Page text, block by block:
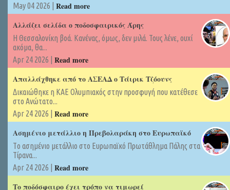
May 04 2026 | Read more
Αλλάζει σελίδα ο ποδοσφαιρικός Άρης
Η Θεσσαλονίκη βοά. Κανένας, όμως, δεν μιλά. Τους λένε, ουχί
ακόμα, θα...
Apr 24 2026 | Read more
Απαλλάχθηκε από το ΑΣΕΑΔ ο Τάιρικ Τζόουνς
Δικαιώθηκε η ΚΑΕ Ολυμπιακός στην προσφυγή που κατέθεσε
στο Ανώτατο...
Apr 24 2026 | Read more
Ασημένιο μετάλλιο η Πρεβολαράκη στο Ευρωπαϊκό
Tο ασημένιο μετάλλιο στο Ευρωπαϊκό Πρωτάθλημα Πάλης στα
Τίρανα...
Apr 24 2026 | Read more
Το ποδόσφαιρο έχει τρόπο να τιμωρεί